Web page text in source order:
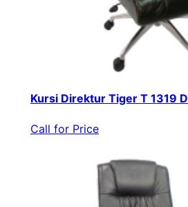
Kursi Direktur Tiger T 1319 D
Call for Price